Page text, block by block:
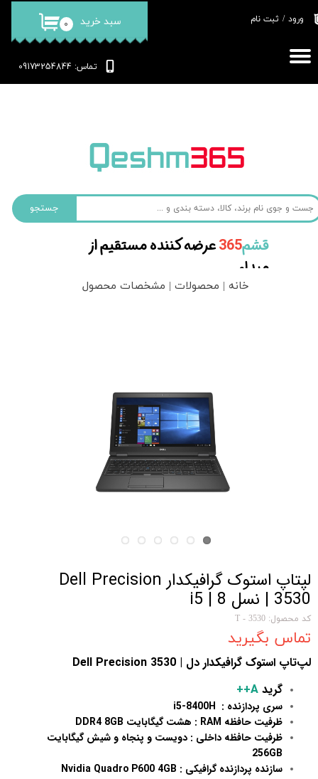
جستجو
تماس: 09173254844
۰ سبد خرید ورود / ثبت نام
حساب کاربری من
تغییر گذر واژه
قشم‌365عرضه کننده مستقیم از
مبداء
خانه | محصولات | مشخصات محصول
لپتاپ استوک گرافیکدار Dell Precision
3530 | نسل 8 | i5
کد محصول: 3530 - T
تماس بگیرید
لپ‌تاپ استوک گرافیکدار دل | Dell Precision 3530
گرید A++
سری پردازنده : i5-8400H
ظرفیت حافظه RAM : هشت گیگابایت DDR4 8GB
ظرفیت حافظه داخلی : دویست و پنجاه و شیش گیگابایت
256GB
سازنده پردازنده گرافیکی : Nvidia Quadro P600 4GB